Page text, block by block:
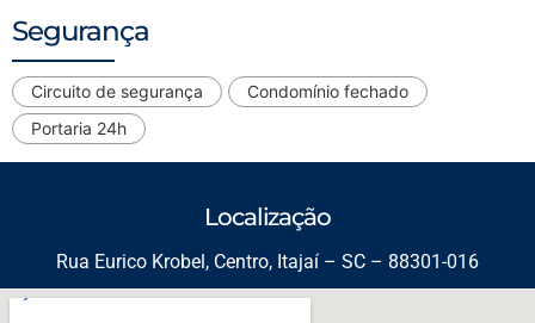
Segurança
Circuito de segurança
Condomínio fechado
Portaria 24h
Localização
Rua Eurico Krobel, Centro, Itajaí – SC – 88301-016